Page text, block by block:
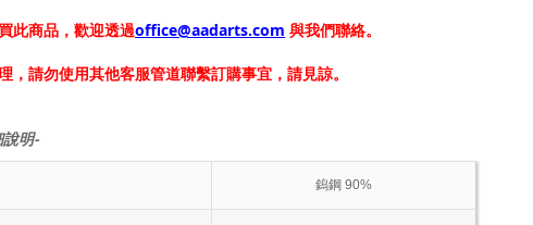
此商品，歡迎透過office@aadarts.com 與我們聯絡。
，請勿使用其他客服管道聯繫訂購事宜，請見諒。
明-
鎢鋼 90%